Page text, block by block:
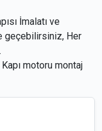
İmalatı ve
geçebilirsiniz, Her
motoru montaj